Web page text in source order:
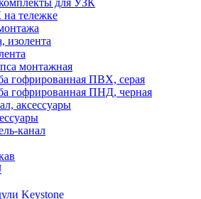
для УЗК
тележке
изолента
монтажная
гофрированная ПВХ, серая
гофрированная ПНД, черная
аксессуары
канал
Keystone